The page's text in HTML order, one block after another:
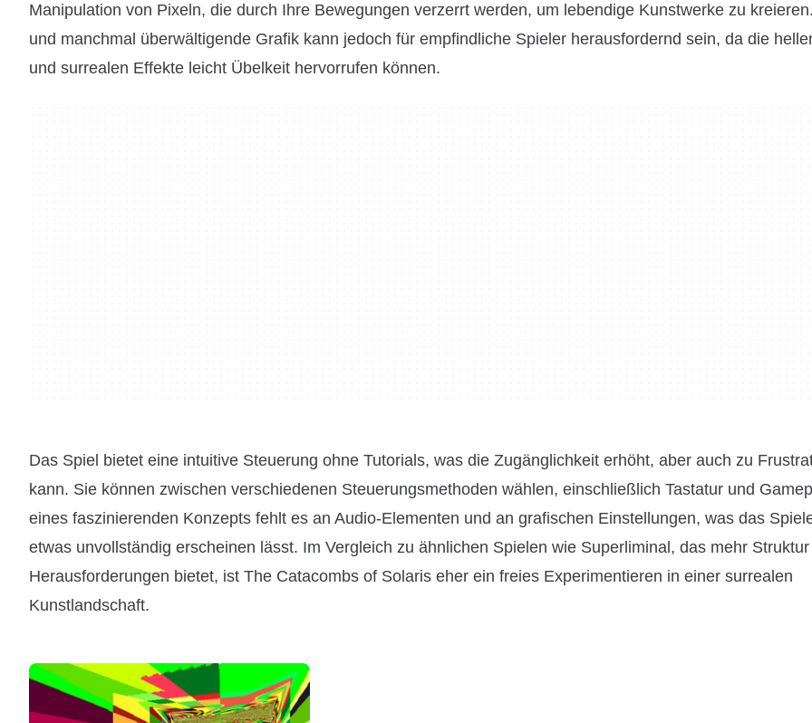
Manipulation von Pixeln, die durch Ihre Bewegungen verzerrt werden, um lebendige Kunstwerke zu
und manchmal überwältigende Grafik kann jedoch für empfindliche Spieler herausfordernd sein, da die
und surrealen Effekte leicht Übelkeit hervorrufen können.
Das Spiel bietet eine intuitive Steuerung ohne Tutorials, was die Zugänglichkeit erhöht, aber auch zu
kann. Sie können zwischen verschiedenen Steuerungsmethoden wählen, einschließlich Tastatur und
eines faszinierenden Konzepts fehlt es an Audio-Elementen und an grafischen Einstellungen, was das
etwas unvollständig erscheinen lässt. Im Vergleich zu ähnlichen Spielen wie Superliminal, das mehr Struktur
Herausforderungen bietet, ist The Catacombs of Solaris eher ein freies Experimentieren in einer surrealen
Kunstlandschaft.